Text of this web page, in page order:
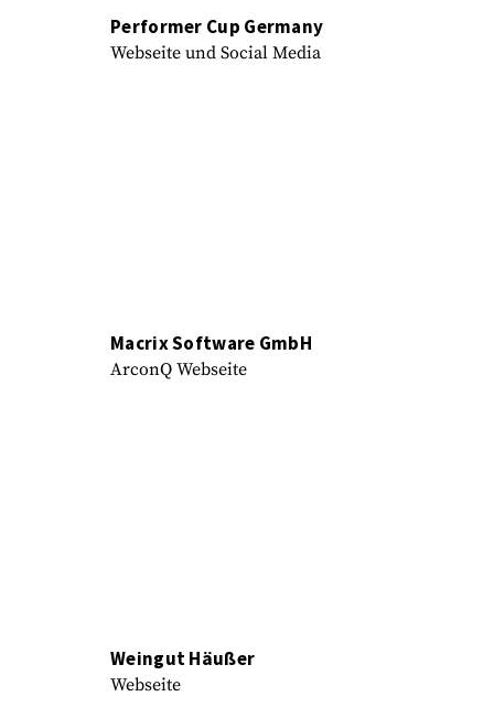
Performer Cup Germany
Webseite und Social Media
Macrix Software GmbH
ArconQ Webseite
Weingut Häußer
Webseite